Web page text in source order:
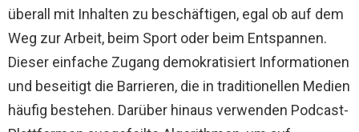
überall mit Inhalten zu beschäftigen, egal ob auf dem
Weg zur Arbeit, beim Sport oder beim Entspannen.
Dieser einfache Zugang demokratisiert Informationen
und beseitigt die Barrieren, die in traditionellen Medien
häufig bestehen. Darüber hinaus verwenden Podcast-